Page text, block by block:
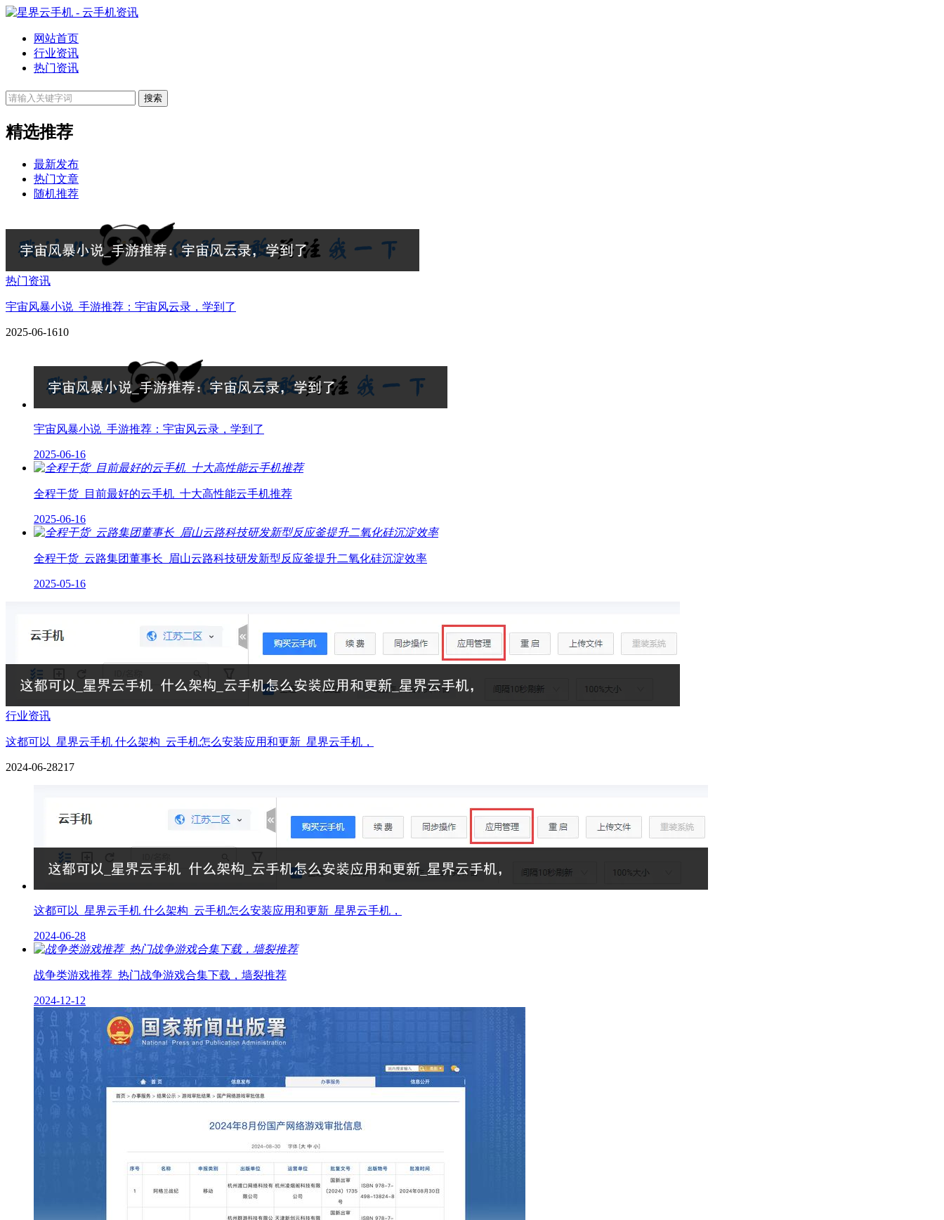
网站首页
行业资讯
热门资讯
精选推荐
最新发布
热门文章
随机推荐
热门资讯
宇宙风暴小说_手游推荐：宇宙风云录，学到了
2025-06-1610
宇宙风暴小说_手游推荐：宇宙风云录，学到了
2025-06-16
全程干货_目前最好的云手机_十大高性能云手机推荐
2025-06-16
全程干货_云路集团董事长_眉山云路科技研发新型反应釜提升二氧化硅沉淀效率
2025-05-16
行业资讯
这都可以_星界云手机 什么架构_云手机怎么安装应用和更新_星界云手机，
2024-06-28217
这都可以_星界云手机 什么架构_云手机怎么安装应用和更新_星界云手机，
2024-06-28
战争类游戏推荐_热门战争游戏合集下载，墙裂推荐
2024-12-12